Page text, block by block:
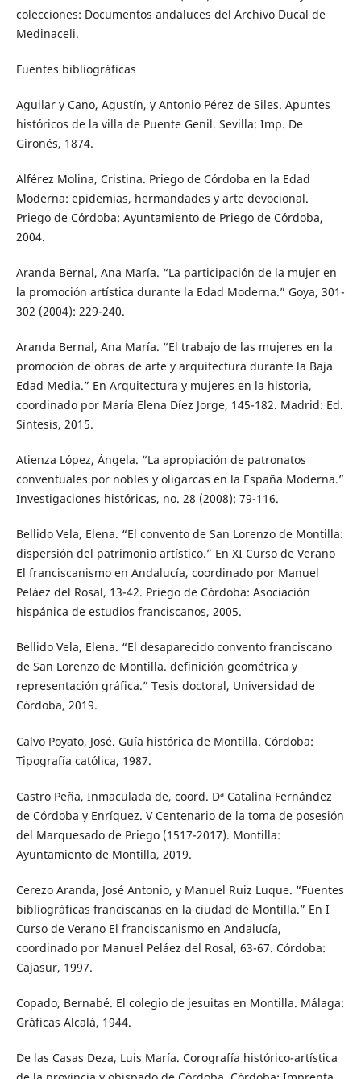
colecciones: Documentos andaluces del Archivo Ducal de
Medinaceli.
Fuentes bibliográficas
Aguilar y Cano, Agustín, y Antonio Pérez de Siles. Apuntes
históricos de la villa de Puente Genil. Sevilla: Imp. De
Gironés, 1874.
Alférez Molina, Cristina. Priego de Córdoba en la Edad
Moderna: epidemias, hermandades y arte devocional.
Priego de Córdoba: Ayuntamiento de Priego de Córdoba,
2004.
Aranda Bernal, Ana María. “La participación de la mujer en
la promoción artística durante la Edad Moderna.” Goya, 301-
302 (2004): 229-240.
Aranda Bernal, Ana María. “El trabajo de las mujeres en la
promoción de obras de arte y arquitectura durante la Baja
Edad Media.” En Arquitectura y mujeres en la historia,
coordinado por María Elena Díez Jorge, 145-182. Madrid: Ed.
Síntesis, 2015.
Atienza López, Ángela. “La apropiación de patronatos
conventuales por nobles y oligarcas en la España Moderna.”
Investigaciones históricas, no. 28 (2008): 79-116.
Bellido Vela, Elena. “El convento de San Lorenzo de Montilla:
dispersión del patrimonio artístico.” En XI Curso de Verano
El franciscanismo en Andalucía, coordinado por Manuel
Peláez del Rosal, 13-42. Priego de Córdoba: Asociación
hispánica de estudios franciscanos, 2005.
Bellido Vela, Elena. “El desaparecido convento franciscano
de San Lorenzo de Montilla. definición geométrica y
representación gráfica.” Tesis doctoral, Universidad de
Córdoba, 2019.
Calvo Poyato, José. Guía histórica de Montilla. Córdoba:
Tipografía católica, 1987.
Castro Peña, Inmaculada de, coord. Dª Catalina Fernández
de Córdoba y Enríquez. V Centenario de la toma de posesión
del Marquesado de Priego (1517-2017). Montilla:
Ayuntamiento de Montilla, 2019.
Cerezo Aranda, José Antonio, y Manuel Ruiz Luque. “Fuentes
bibliográficas franciscanas en la ciudad de Montilla.” En I
Curso de Verano El franciscanismo en Andalucía,
coordinado por Manuel Peláez del Rosal, 63-67. Córdoba:
Cajasur, 1997.
Copado, Bernabé. El colegio de jesuitas en Montilla. Málaga:
Gráficas Alcalá, 1944.
De las Casas Deza, Luis María. Corografía histórico-artística